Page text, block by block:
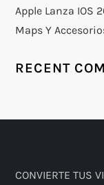
Apple Lanza IOS
Maps Y
RECENT
CONVIERTE TUS